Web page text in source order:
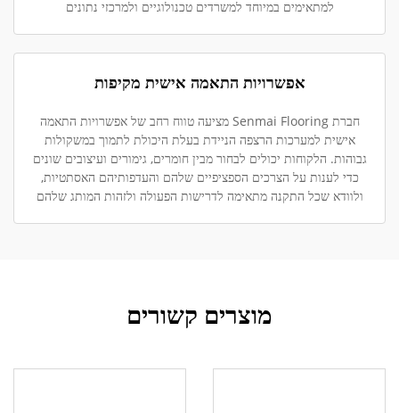
למתאימים במיוחד למשרדים טכנולוגיים ולמרכזי נתונים
אפשרויות התאמה אישית מקיפות
חברת Senmai Flooring מציעה טווח רחב של אפשרויות התאמה
אישית למערכות הרצפה הניידת בעלת היכולת לתמוך במשקולות
גבוהות. הלקוחות יכולים לבחור מבין חומרים, גימורים ועיצובים שונים
כדי לענות על הצרכים הספציפיים שלהם והעדפותיהם האסתטיות,
ולוודא שכל התקנה מתאימה לדרישות הפעולה ולזהות המותג שלהם
מוצרים קשורים